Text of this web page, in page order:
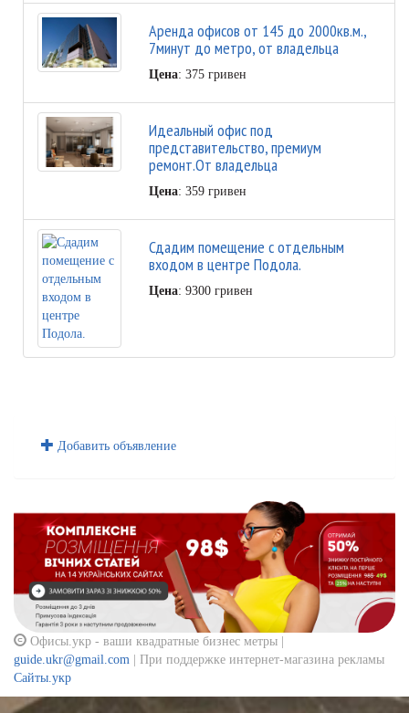
Аренда офисов от 145 до 2000кв.м.,
7минут до метро, от владельца
Цена: 375 гривен
Идеальный офис под
представительство, премиум
ремонт.От владельца
Цена: 359 гривен
Сдадим помещение с отдельным
входом в центре Подола.
Цена: 9300 гривен
Добавить объявление
Офисы.укр - ваши квадратные бизнес метры |
guide.ukr@gmail.com | При поддержке интернет-магазина рекламы
Сайты.укр